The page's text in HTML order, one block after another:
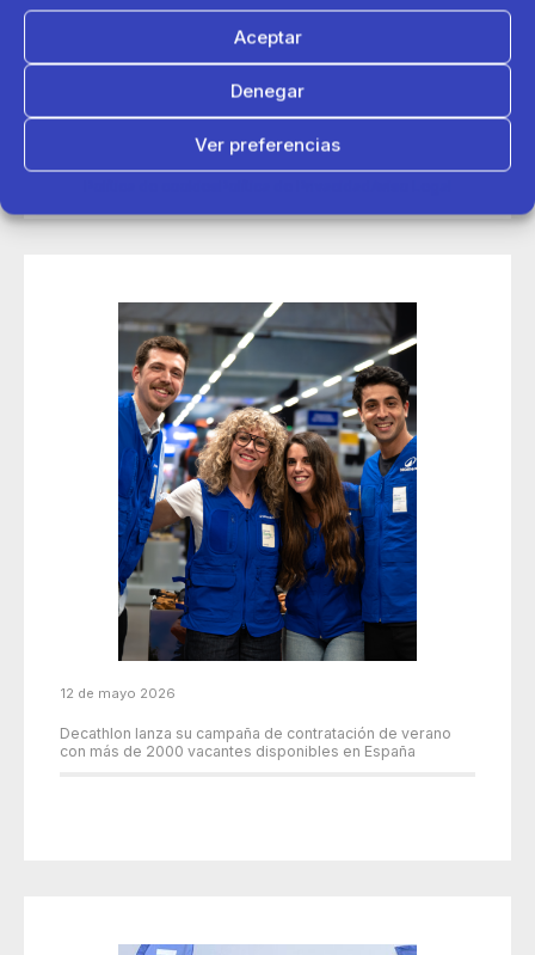
Aceptar
Denegar
Ver preferencias
Decathlon conecta con más de 200 deportistas en sus
12 de mayo 2026
Decathlon lanza su campaña de contratación de verano
con más de 2000 vacantes disponibles en España